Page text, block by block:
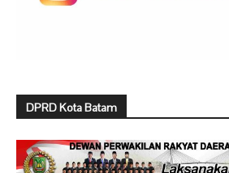
DPRD Kota Batam